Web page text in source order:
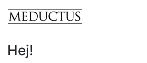
Hej!